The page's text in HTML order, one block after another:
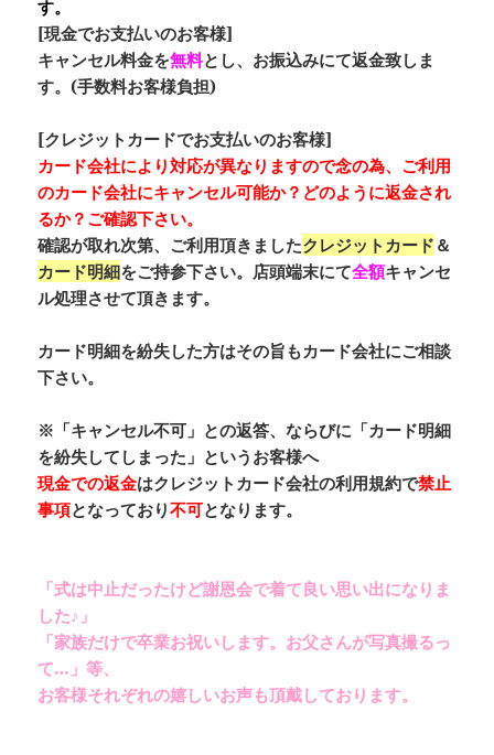
す。
[現金でお支払いのお客様]
キャンセル料金を無料とし、お振込みにて返金致しま
す。(手数料お客様負担)
[クレジットカードでお支払いのお客様]
カード会社により対応が異なりますので念の為、ご利用
のカード会社にキャンセル可能か？どのように返金され
るか？ご確認下さい。
確認が取れ次第、ご利用頂きましたクレジットカード ＆
カード明細をご持参下さい。店頭端末にて全額キャンセ
ル処理させて頂きます。
カード明細を紛失した方はその旨もカード会社にご相談
下さい。
※「キャンセル不可」との返答、ならびに「カード明細
を紛失してしまった」というお客様へ
現金での返金はクレジットカード会社の利用規約で禁止
事項となっており不可となります。
「式は中止だったけど謝恩会で着て良い思い出になりま
した♪」
「家族だけで卒業お祝いします。お父さんが写真撮るっ
て…」等、
お客様それぞれの嬉しいお声も頂戴しております。